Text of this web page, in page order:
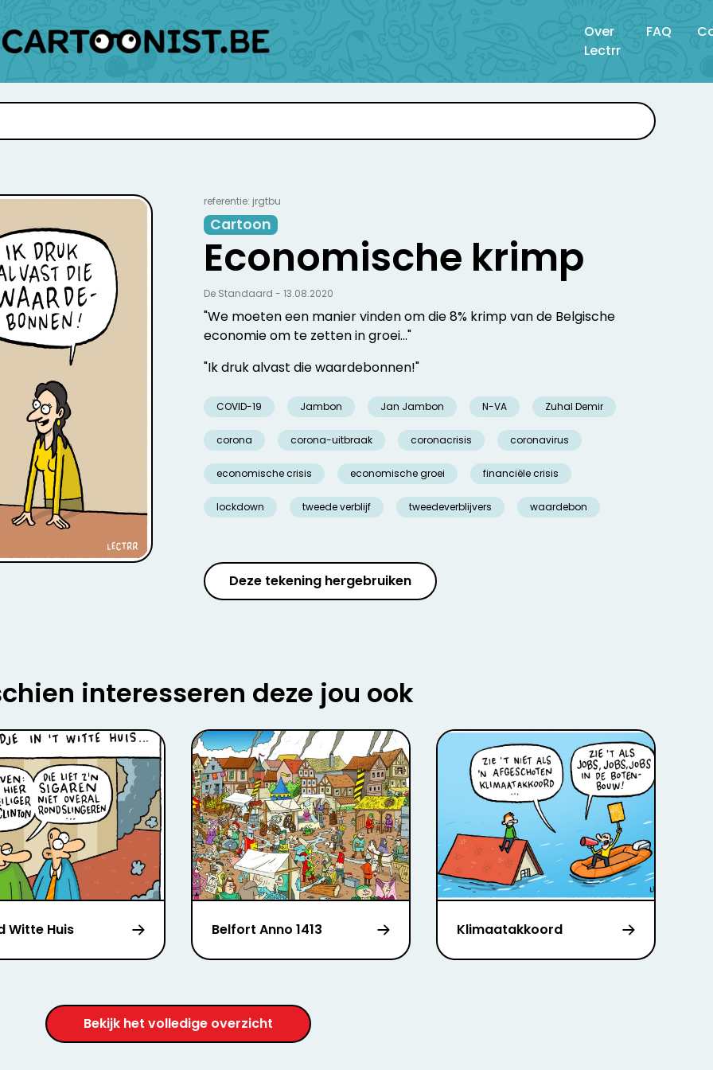
Over
Lectrr
FAQ
referentie: jrgtbu
Cartoon
Economische krimp
"We moeten een manier vinden om die 8% krimp van de Belgische
economie om te zetten in groei..."
"Ik druk alvast die waardebonnen!"
COVID-19 Jambon Jan Jambon N-VA Zuhal Demir
corona corona-uitbraak coronacrisis coronavirus
economische crisis economische groei financiële crisis
lockdown tweede verblijf tweedeverblijvers waardebon
De Standaard - 13.08.2020
Deze tekening hergebruiken
interesseren deze jou ook
Witte Huis Belfort Anno 1413 Klimaatakkoord
Bekijk het volledige overzicht